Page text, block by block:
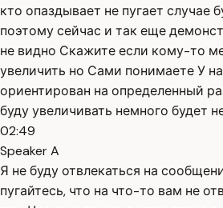
кто опаздывает не пугает случае
поэтому сейчас и так еще
не видно Скажите если кому-то
увеличить но Сами понимаете У
ориентирован на определенный
буду увеличивать немного будет
02:49
Speaker A
Я не буду отвлекаться на
пугайтесь, что на что-то вам не